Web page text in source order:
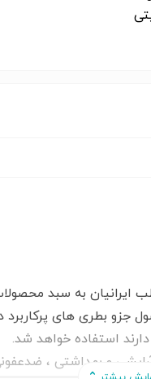
ایرانیان به سبد
استفاده خواهد شد.
و بهداشتی ،